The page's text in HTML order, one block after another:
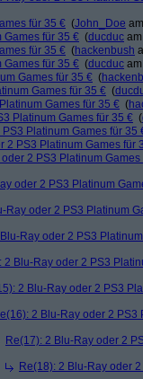
für 35 € (John_Doe
Games für 35 € (ducduc
für 35 € (hackenbush
Games für 35 € (ducduc
Games für 35 € (
Games für 35 € (
Games für 35 € (
Platinum Games für 35 € (
Platinum Games für 35
2 PS3 Platinum Games für
2 PS3 Platinum Games
oder 2 PS3 Platinum
Ray oder 2 PS3 Platinum
Ray oder 2 PS3
2 Blu-Ray oder 2 PS3
2 Blu-Ray oder 2 PS3
2 Blu-Ray oder 2 PS3
Re(17): 2 Blu-Ray oder 2
Re(18): 2 Blu-Ray oder